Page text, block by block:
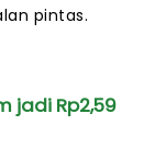
pintas.
jadi Rp2,59